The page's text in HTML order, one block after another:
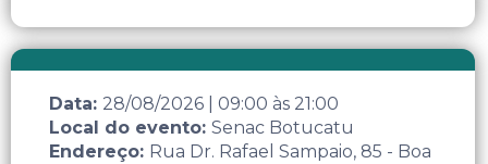
Data: 28/08/2026 09:00 às 21:00
Local do evento: Senac Botucatu
Endereço: Rua Dr. Rafael Sampaio, 85 - Boa